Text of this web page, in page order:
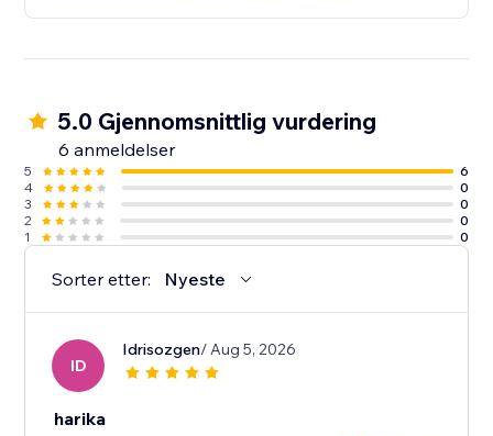
5.0 Gjennomsnittlig vurdering
6 anmeldelser
5
6
4
0
3
0
2
0
1
0
Sorter etter: Nyeste
ID
Idrisozgen/ Aug 5, 2026
harika